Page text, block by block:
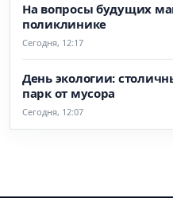
На вопросы будущих
поликлинике
Сегодня, 12:17
День экологии:
парк от мусора
Сегодня, 12:07